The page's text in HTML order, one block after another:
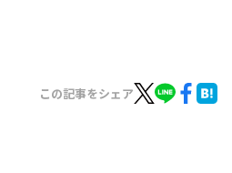
この記事をシェア